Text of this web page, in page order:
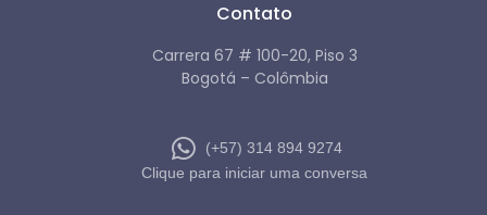
Contato
Carrera 67 # 100-20, Piso 3
Bogotá – Colômbia
(+57) 314 894 9274
Clique para iniciar uma conversa